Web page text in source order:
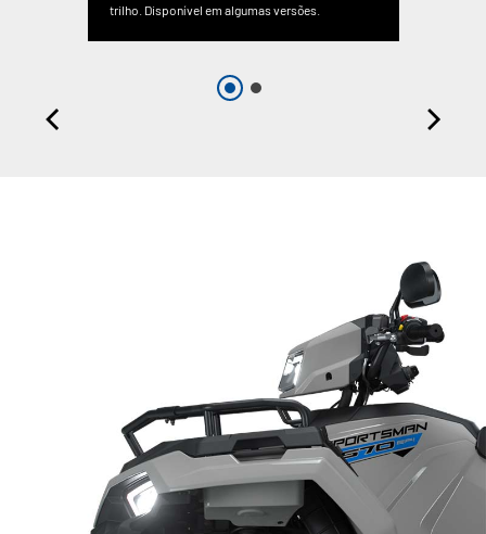
trilho. Disponível em algumas versões.